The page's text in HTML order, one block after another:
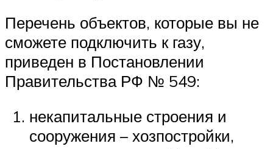
Перечень объектов, которые вы не
сможете подключить к газу,
приведен в Постановлении
Правительства РФ № 549:
некапитальные строения и
сооружения – хозпостройки,